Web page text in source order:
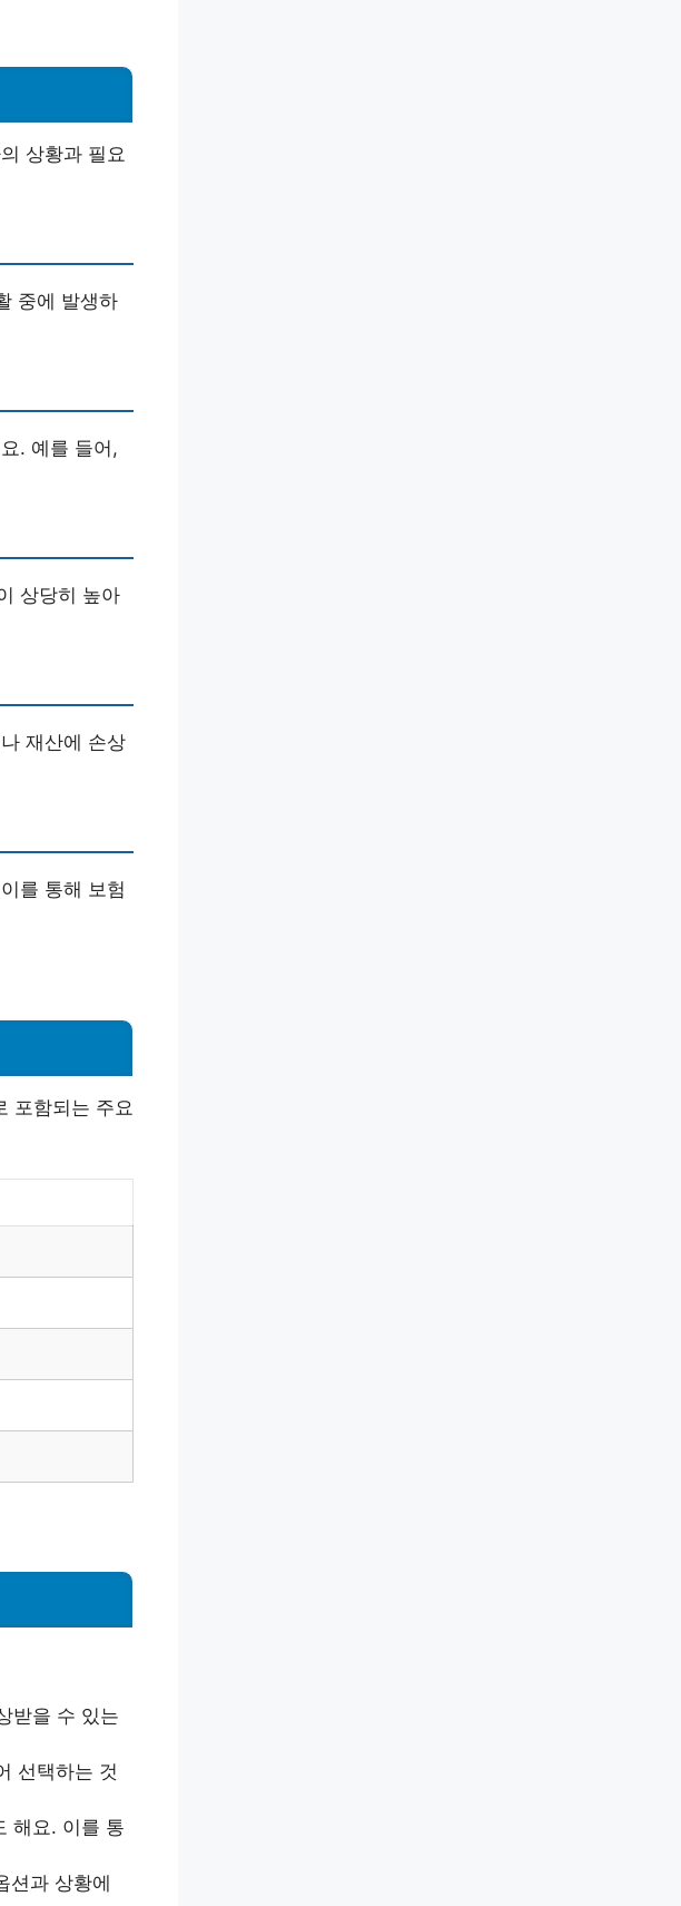
상황과 필요
중에 발생하
. 예를 들어,
상당히 높아
재산에 손상
를 통해 보험
포함되는 주요
받을 수 있는
선택하는 것
해요. 이를 통
션과 상황에